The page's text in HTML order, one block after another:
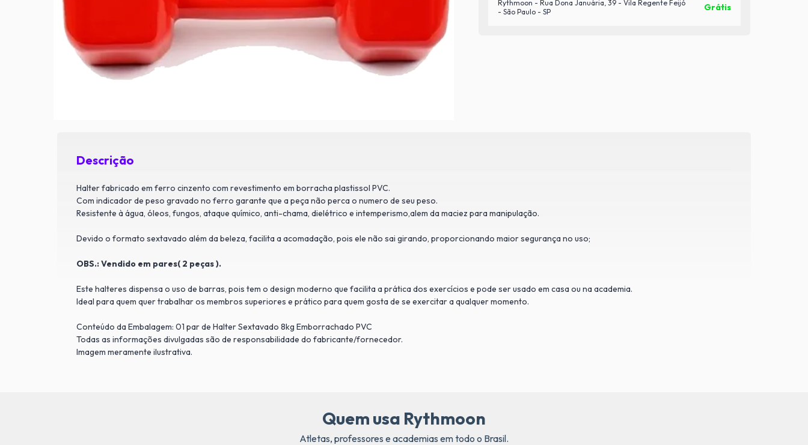
Rythmoon - Rua Dona Januária, 39 - Vila Regente Feijó
- São Paulo - SP
Grátis
Descrição
Halter fabricado em ferro cinzento com revestimento em borracha plastissol PVC.
Com indicador de peso gravado no ferro garante que a peça não perca o numero de seu peso.
Resistente à água, óleos, fungos, ataque químico, anti-chama, dielétrico e intemperismo,alem da maciez para manipulação.
Devido o formato sextavado além da beleza, facilita a acomadação, pois ele não sai girando, proporcionando maior segurança no uso;
OBS.: Vendido em pares( 2 peças ).
Este halteres dispensa o uso de barras, pois tem o design moderno que facilita a prática dos exercícios e pode ser usado em casa ou na academia.
Ideal para quem quer trabalhar os membros superiores e prático para quem gosta de se exercitar a qualquer momento.
Conteúdo da Embalagem: 01 par de Halter Sextavado 8kg Emborrachado PVC
Todas as informações divulgadas são de responsabilidade do fabricante/fornecedor.
Imagem meramente ilustrativa.
Quem usa Rythmoon
Atletas, professores e academias em todo o Brasil.